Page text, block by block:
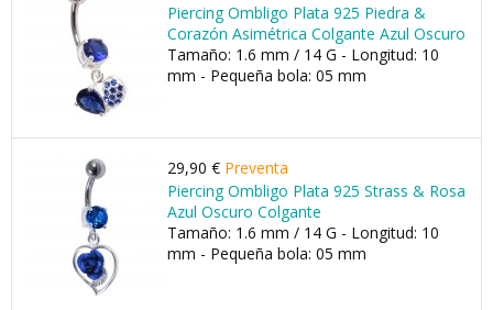
Piercing Ombligo Plata 925 Piedra &
Corazón Asimétrica Colgante Azul Oscuro
Tamaño: 1.6 mm / 14 G - Longitud: 10
mm - Pequeña bola: 05 mm
29,90 € Preventa
Piercing Ombligo Plata 925 Strass & Rosa
Azul Oscuro Colgante
Tamaño: 1.6 mm / 14 G - Longitud: 10
mm - Pequeña bola: 05 mm